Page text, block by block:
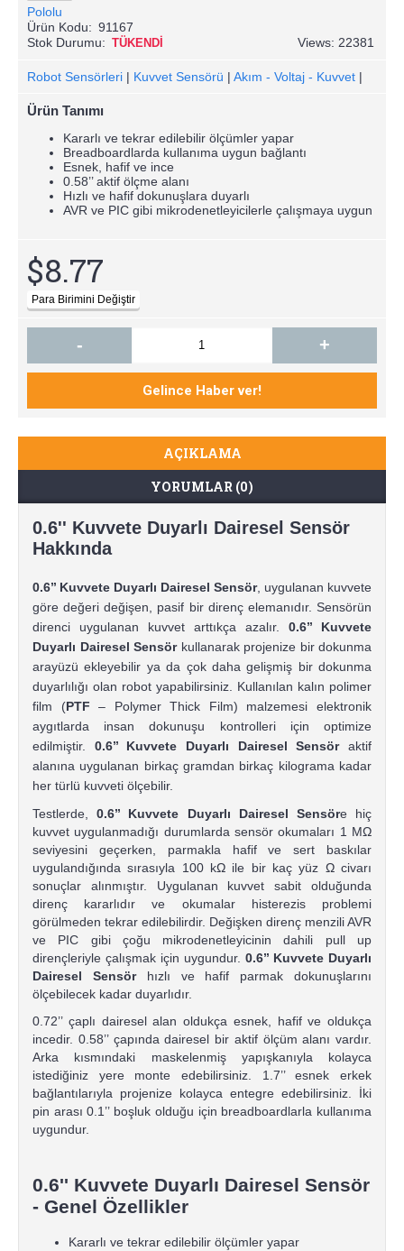
Pololu
Ürün Kodu: 91167
Stok Durumu: TÜKENDİ Views: 22381
Robot Sensörleri | Kuvvet Sensörü | Akım - Voltaj - Kuvvet |
Ürün Tanımı
Kararlı ve tekrar edilebilir ölçümler yapar
Breadboardlarda kullanıma uygun bağlantı
Esnek, hafif ve ince
0.58’’ aktif ölçme alanı
Hızlı ve hafif dokunuşlara duyarlı
AVR ve PIC gibi mikrodenetleyicilerle çalışmaya uygun
$8.77
- +
AÇIKLAMA
YORUMLAR (0)
0.6'' Kuvvete Duyarlı Dairesel Sensör
Hakkında
0.6’’ Kuvvete Duyarlı Dairesel Sensör, uygulanan kuvvete
göre değeri değişen, pasif bir direnç elemanıdır. Sensörün
direnci uygulanan kuvvet arttıkça azalır. 0.6’’ Kuvvete
Duyarlı Dairesel Sensörkullanarak projenize bir dokunma
arayüzü ekleyebilir ya da çok daha gelişmiş bir dokunma
duyarlılığı olan robot yapabilirsiniz. Kullanılan kalın polimer
film (PTF – Polymer Thick Film) malzemesi elektronik
aygıtlarda insan dokunuşu kontrolleri için optimize
edilmiştir. 0.6’’ Kuvvete Duyarlı Dairesel Sensöraktif
alanına uygulanan birkaç gramdan birkaç kilograma kadar
her türlü kuvveti ölçebilir.
Testlerde,0.6’’ Kuvvete Duyarlı Dairesel Sensöre hiç
kuvvet uygulanmadığı durumlarda sensör okumaları 1 MΩ
seviyesini geçerken, parmakla hafif ve sert baskılar
uygulandığında sırasıyla 100 kΩ ile bir kaç yüz Ω civarı
sonuçlar alınmıştır. Uygulanan kuvvet sabit olduğunda
direnç kararlıdır ve okumalar histerezis problemi
görülmeden tekrar edilebilirdir. Değişken direnç menzili AVR
ve PIC gibi çoğu mikrodenetleyicinin dahili pull up
dirençleriyle çalışmak için uygundur. 0.6’’ Kuvvete Duyarlı
Dairesel Sensör hızlı ve hafif parmak dokunuşlarını
ölçebilecek kadar duyarlıdır.
0.72’’ çaplı dairesel alan oldukça esnek, hafif ve oldukça
incedir. 0.58’’ çapında dairesel bir aktif ölçüm alanı vardır.
Arka kısmındaki maskelenmiş yapışkanıyla kolayca
istediğiniz yere monte edebilirsiniz. 1.7’’ esnek erkek
bağlantılarıyla projenize kolayca entegre edebilirsiniz. İki
pin arası 0.1’’ boşluk olduğu için breadboardlarla kullanıma
uygundur.
0.6'' Kuvvete Duyarlı Dairesel Sensör
- Genel Özellikler
Kararlı ve tekrar edilebilir ölçümler yapar